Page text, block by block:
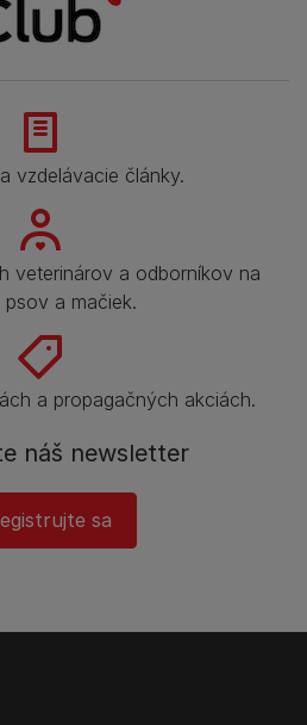
vzdelávacie články.
veterinárov a odborníkov na
a mačiek.
a propagačných akciách.
náš newsletter
sa